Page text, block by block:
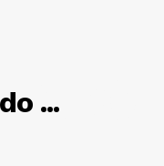
...